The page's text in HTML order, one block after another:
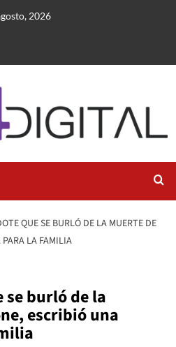
2026
QUE SE BURLÓ DE LA MUERTE DE
LA FAMILIA
se burló de la
escribió una